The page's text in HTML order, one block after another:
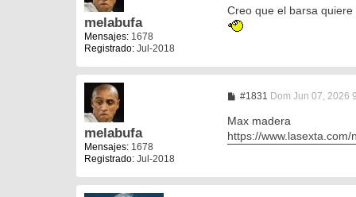
melabufa
Mensajes: 1678
Registrado: Jul-2018
n
s
Creo que el barsa
melabufa
Mensajes: 1678
Registrado: Jul-2018
#1831 M
n
s
a
Dom Jun 07, 2026
Max madera
https://